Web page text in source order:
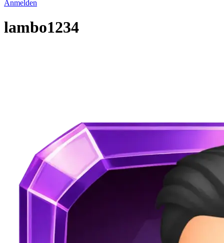
Anmelden
lambo1234